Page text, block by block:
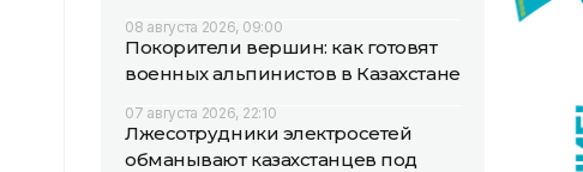
08 августа 2026, 09:00
Покорители вершин: как готовят
военных альпинистов в Казахстане
07 августа 2026, 22:10
Лжесотрудники электросетей
обманывают казахстанцев под